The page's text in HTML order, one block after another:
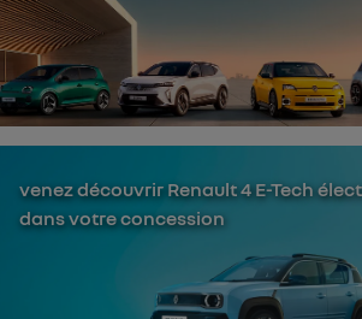
venez découvrir Renault 4 E-Tech
dans votre concession